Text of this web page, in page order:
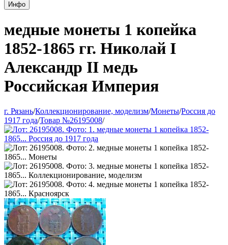
Инфо
медные монеты 1 копейка
1852-1865 гг. Николай I
Александр II медь
Российская Империя
г. Рязань/Коллекционирование, моделизм/Монеты/Россия до
1917 года/Товар №26195008/